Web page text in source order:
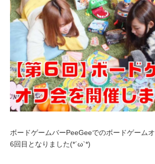
ボードゲームバーPeeGeeでのボードゲーム
6回目となりました(*´ω`*)